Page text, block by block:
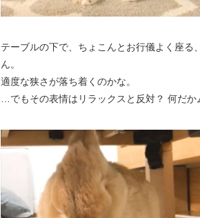
テーブルの下で、ちょこんとお行儀よく座る
ん。
適度な狭さが落ち着くのかな。
…でもその表情はリラックスと反対？ 何だか